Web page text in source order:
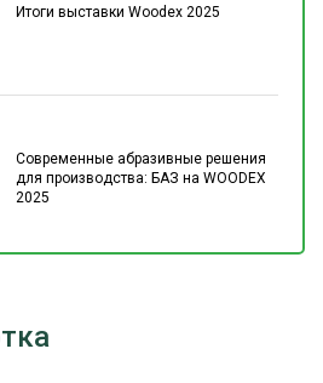
Итоги выставки Woodex 2025
Современные абразивные решения
для производства: БАЗ на WOODEX
2025